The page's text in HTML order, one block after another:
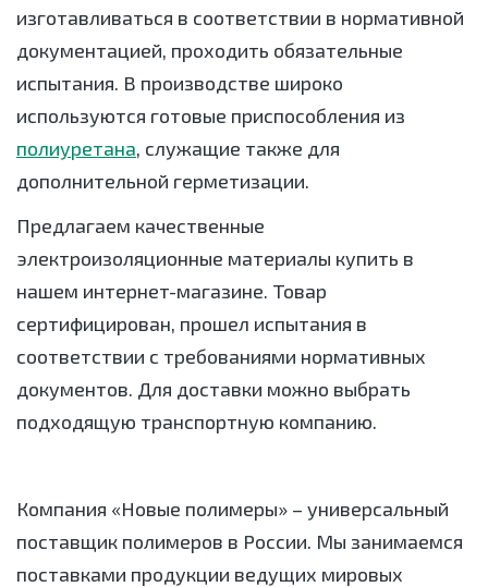
изготавливаться в соответствии в нормативной
документацией, проходить обязательные
испытания. В производстве широко
используются готовые приспособления из
полиуретана, служащие также для
дополнительной герметизации.
Предлагаем качественные
электроизоляционные материалы купить в
нашем интернет-магазине. Товар
сертифицирован, прошел испытания в
соответствии с требованиями нормативных
документов. Для доставки можно выбрать
подходящую транспортную компанию.
Компания «Новые полимеры» – универсальный
поставщик полимеров в России. Мы занимаемся
поставками продукции ведущих мировых